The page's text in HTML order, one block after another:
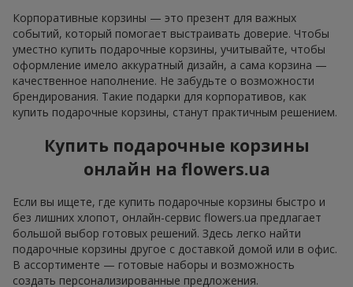
Корпоративные корзины — это презент для важных
событий, который помогает выстраивать доверие. Чтобы
уместно купить подарочные корзины, учитывайте, чтобы
оформление имело аккуратный дизайн, а сама корзина —
качественное наполнение. Не забудьте о возможности
брендирования. Такие подарки для корпоративов, как
купить подарочные корзины, станут практичным решением.
Купить подарочные корзины
онлайн на flowers.ua
Если вы ищете, где купить подарочные корзины быстро и
без лишних хлопот, онлайн-сервис flowers.ua предлагает
большой выбор готовых решений. Здесь легко найти
подарочные корзины другое с доставкой домой или в офис.
В ассортименте — готовые наборы и возможность
создать персонализированные предложения.